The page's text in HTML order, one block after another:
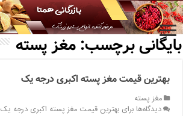
خانه / بایگانی برچسب: مغز پسته
بایگانی برچسب:مغز پسته
بهترین قیمت مغز پسته اکبری درجه یک
مغز پسته
دیدگاه‌هابرای بهترین قیمت مغز پسته اکبری درجه یک